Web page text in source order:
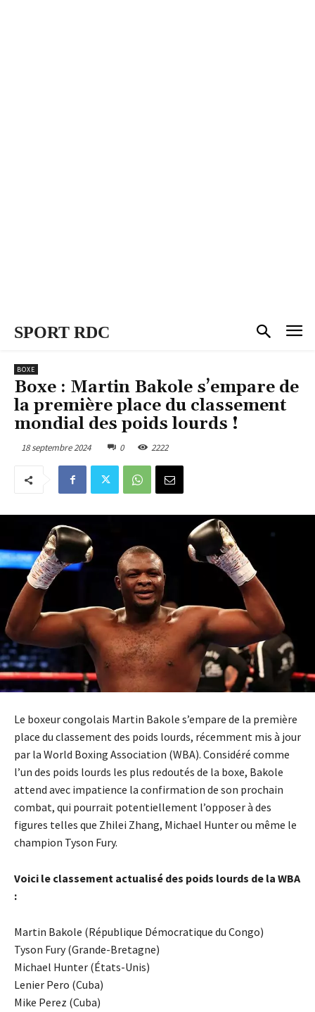
SPORT RDC
BOXE
Boxe : Martin Bakole s’empare de
la première place du classement
mondial des poids lourds !
18 septembre 2024 0 2222
Le boxeur congolais Martin Bakole s’empare de la première
place du classement des poids lourds, récemment mis à jour
par la World Boxing Association (WBA). Considéré comme
l’un des poids lourds les plus redoutés de la boxe, Bakole
attend avec impatience la confirmation de son prochain
combat, qui pourrait potentiellement l’opposer à des
figures telles que Zhilei Zhang, Michael Hunter ou même le
champion Tyson Fury.
Voici le classement actualisé des poids lourds de la WBA
:
Martin Bakole (République Démocratique du Congo)
Tyson Fury (Grande-Bretagne)
Michael Hunter (États-Unis)
Lenier Pero (Cuba)
Mike Perez (Cuba)